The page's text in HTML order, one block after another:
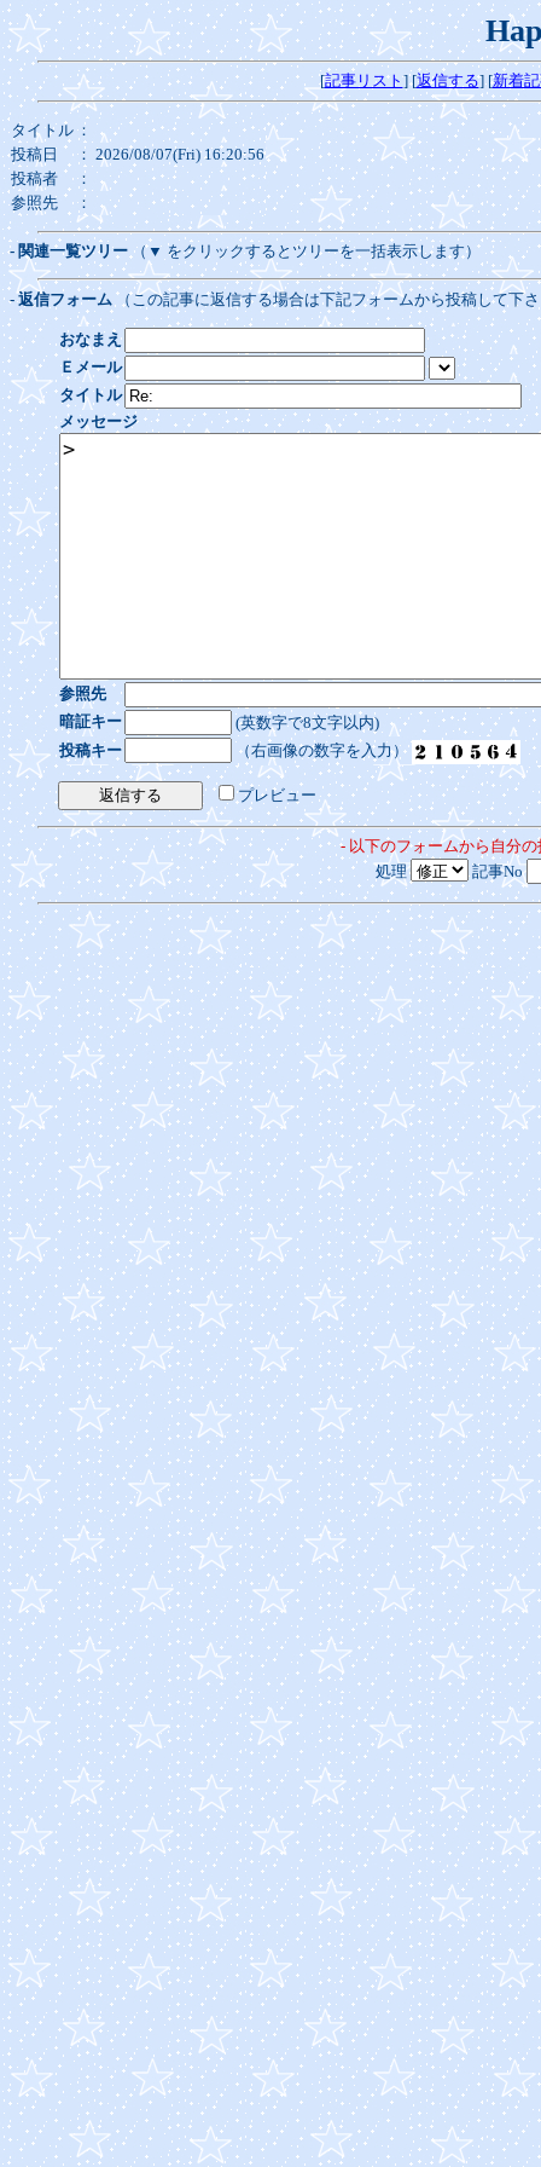
[記事リスト] [返信する] [新着
タイトル ：
投稿日
： 2026/08/07(Fri) 16:20:56
投稿者
：
参照先
：
- 関連一覧ツリー（▼ をクリックするとツリーを一括表示します）
- 返信フォーム （この記事に返信する場合は下記フォームから投稿して下
おなまえ
Ｅメール
タイトル
メッセージ
参照先
暗証キー
(英数字で8文字以内)
投稿キー
（右画像の数字を入力）
プレビュー
- 以下のフォームから自分
処理
記事No